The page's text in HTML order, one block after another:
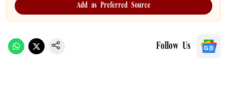
Add as Preferred Source
Follow Us